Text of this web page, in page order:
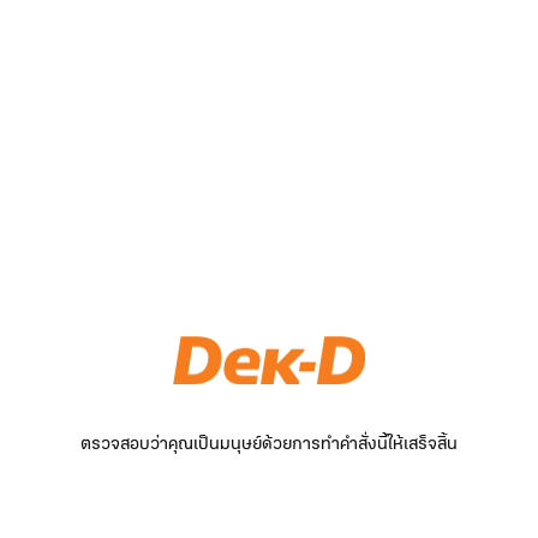
ตรวจสอบว่าคุณเป็นมนุษย์ด้วยการทำคำสั่งนี้ให้เสร็จสิ้น